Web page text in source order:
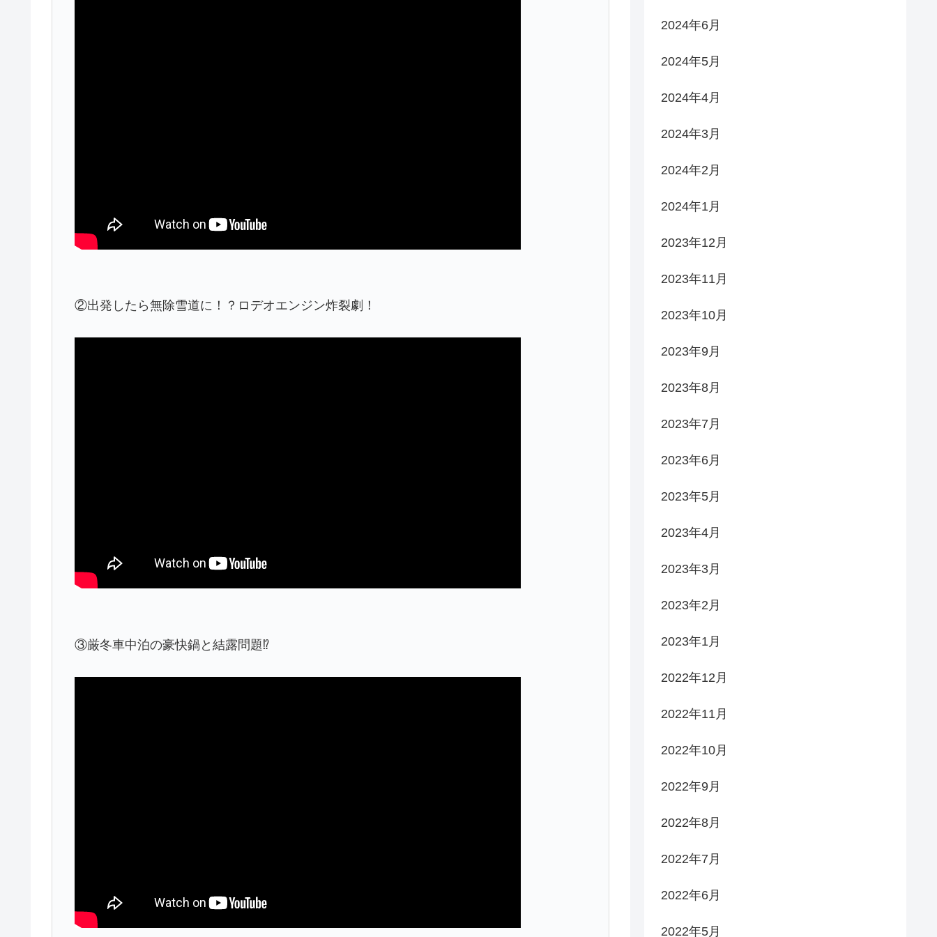
②出発したら無除雪道に！？ロデオエンジン炸裂劇！
③厳冬車中泊の豪快鍋と結露問題⁉︎
2024年6月
2024年5月
2024年4月
2024年3月
2024年2月
2024年1月
2023年12月
2023年11月
2023年10月
2023年9月
2023年8月
2023年7月
2023年6月
2023年5月
2023年4月
2023年3月
2023年2月
2023年1月
2022年12月
2022年11月
2022年10月
2022年9月
2022年8月
2022年7月
2022年6月
2022年5月